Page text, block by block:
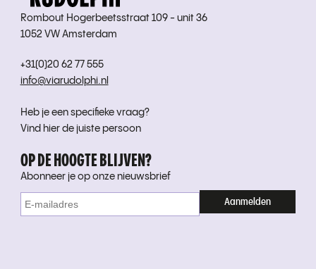
Rombout Hogerbeetsstraat 109 - unit 36
1052 VW Amsterdam
+31(0)20 62 77 555
info@viarudolphi.nl
Heb je een specifieke vraag?
Vind hier de juiste persoon
OP DE HOOGTE BLIJVEN?
Abonneer je op onze nieuwsbrief